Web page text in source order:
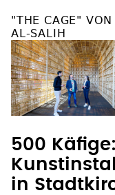
"THE CAGE" VON
AL‑SALIH
500 Käfige:
in